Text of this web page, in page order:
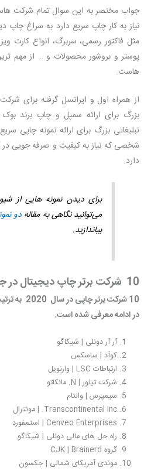
جواب مختصر به این سوال تمام شرکت
نیاز به کار چاپ سریع دارد به سراغ چاپ
مثل فاکتور رسمی، سربرگ، انواع کارت
پوستر و بروشور محصولات و … از مهم
هاست.
از همراه اول و ایرانسل گرفته برای
بزرگ برای ارائه سمپل و چاپ برند
تبلیغاتی بزرگ برای ارائه نمونه چاپی
شخصی که نیاز به کیفیت و صرفه جویی در
دارد.
برای دیدن نمونه هایی از
می‌توانید نگاهی به مقاله دو
بیاندازید.
10 شرکت برتر چاپ دیجیتال در
10 شرکت
در ادامه معرفی شده است.
آر آر دونلی | شیکاگو
کوآد | ساسکس
ارتباطات LSC | وارنویل
شرکت تیلور | N. مانکاتو
سیمپرس | والتام
Transcontinental Inc. | مونترال
Cenveo Enterprises | استمفورد
راه حل های مالی دونلی | شیکاگو
گروه CJK | Brainerd
موندی آمریکای شمالی | جکسون